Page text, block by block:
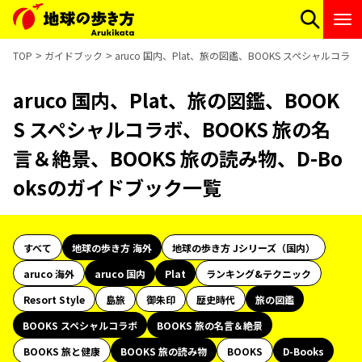
TOP ガイドブック aruco 国内、Plat、旅の図鑑、BOOKS スペシャルコラ
aruco 国内、Plat、旅の図鑑、BOOK
S スペシャルコラボ、BOOKS 旅の名
言＆絶景、BOOKS 旅の読み物、D-Bo
oksのガイドブック一覧
すべて 地球の歩き方 海外
地球の歩き方 Jシリーズ（国内）
aruco 海外
aruco 国内 Plat
ランキング&テクニック
Resort Style
島旅 御朱印 歴史時代
旅の図鑑
BOOKS スペシャルコラボ
BOOKS 旅の名言＆絶景
BOOKS 旅と健康
BOOKS 旅の読み物 BOOKS D-Books